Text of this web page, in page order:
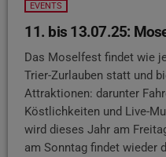
EVENTS
11. bis 13.07.25:
Das Moselfest findet wie
Trier-Zurlauben statt und
Attraktionen: darunter
Köstlichkeiten und Live-
wird dieses Jahr am
am Sonntag findet wieder